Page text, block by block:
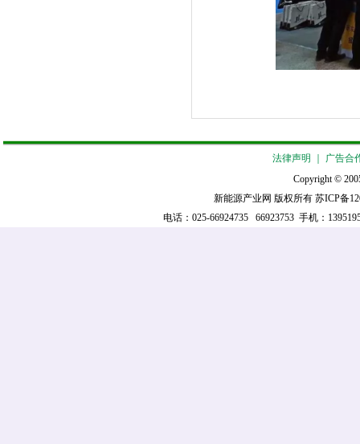
法律声明
广告合
Copyright ©
新能源产业网 版权所有 苏ICP备
电话：025-66924735 66923753 手机：